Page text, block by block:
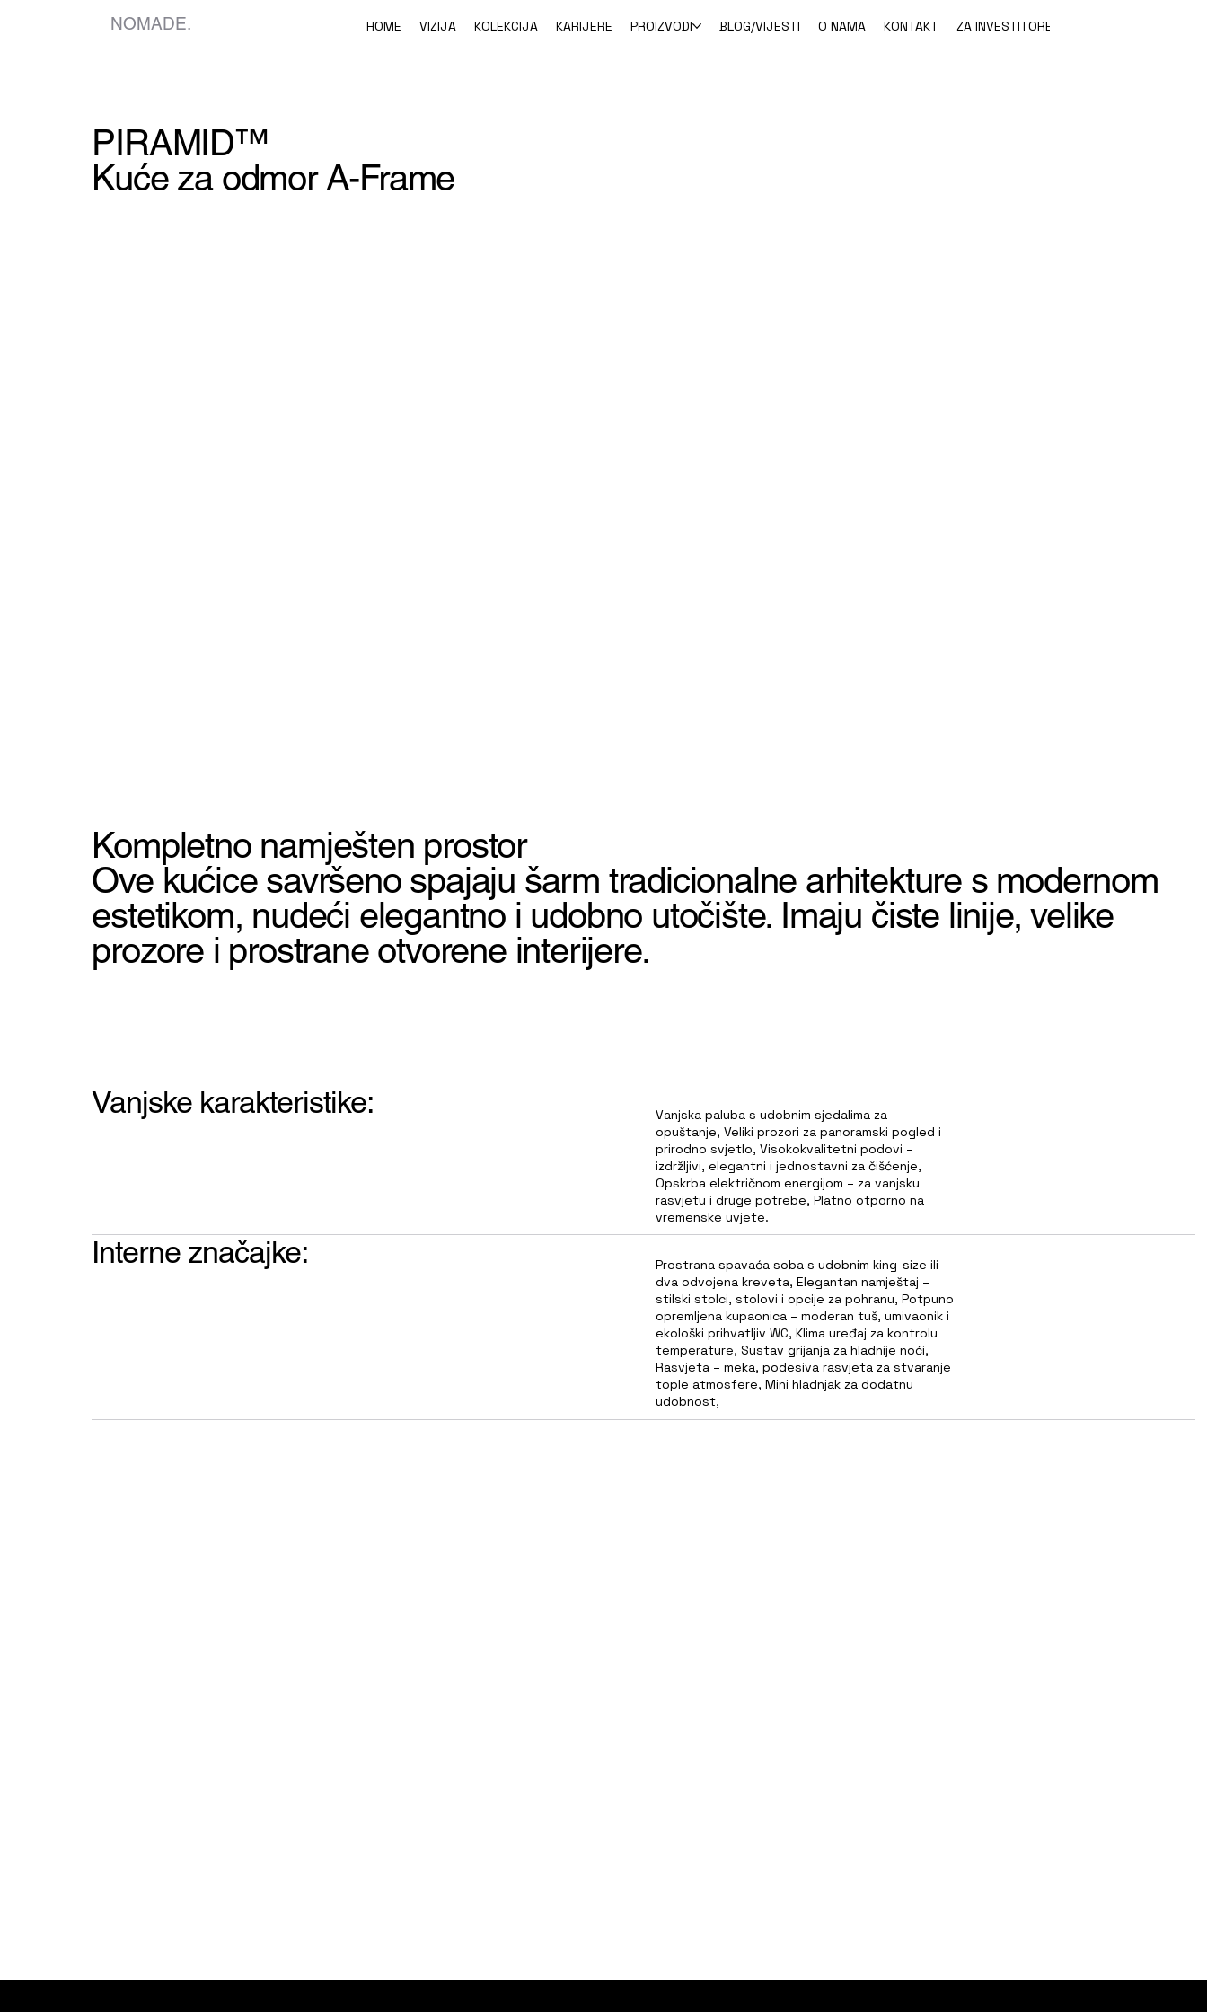
NOMADE. HOME VIZIJA KOLEKCIJA KARIJERE PROIZVODI BLOG/VIJESTI O NAMA KONTAKT ZA INVESTITORE
PIRAMID™
Kuće za odmor A-Frame
Kompletno namješten prostor
Ove kućice savršeno spajaju šarm tradicionalne arhitekture s modernom
estetikom, nudeći elegantno i udobno utočište. Imaju čiste linije, velike
prozore i prostrane otvorene interijere.
Vanjske karakteristike:
Vanjska paluba s udobnim sjedalima za
opuštanje, Veliki prozori za panoramski pogled i
prirodno svjetlo, Visokokvalitetni podovi –
izdržljivi, elegantni i jednostavni za čišćenje,
Opskrba električnom energijom – za vanjsku
rasvjetu i druge potrebe, Platno otporno na
vremenske uvjete.
Interne značajke:
Prostrana spavaća soba s udobnim king-size ili
dva odvojena kreveta, Elegantan namještaj –
stilski stolci, stolovi i opcije za pohranu, Potpuno
opremljena kupaonica – moderan tuš, umivaonik i
ekološki prihvatljiv WC, Klima uređaj za kontrolu
temperature, Sustav grijanja za hladnije noći,
Rasvjeta – meka, podesiva rasvjeta za stvaranje
tople atmosfere, Mini hladnjak za dodatnu
udobnost,